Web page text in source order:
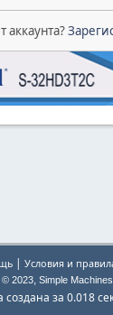
аккаунта?
| Условия и
© 2023, Simple Machines
за 0.018